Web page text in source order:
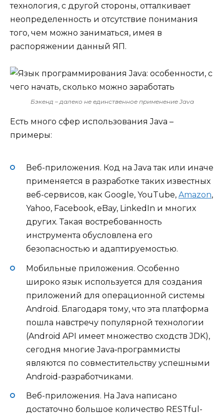
технология, с другой стороны, отталкивает
неопределенность и отсутствие понимания
того, чем можно заниматься, имея в
распоряжении данный ЯП.
Бэкенд – далеко не единственное применение Java
Есть много сфер использования Java –
примеры:
Веб-приложения. Код на Java так или иначе
применяется в разработке таких известных
веб-сервисов, как Google, YouTube, Amazon,
Yahoo, Facebook, eBay, LinkedIn и многих
других. Такая востребованность
инструмента обусловлена его
безопасностью и адаптируемостью.
Мобильные приложения. Особенно
широко язык используется для создания
приложений для операционной системы
Android. Благодаря тому, что эта платформа
пошла навстречу популярной технологии
(Android API имеет множество сходств JDK),
сегодня многие Java‑программисты
являются по совместительству успешными
Android-разработчиками.
Веб-приложения. На Java написано
достаточно большое количество RESTful-